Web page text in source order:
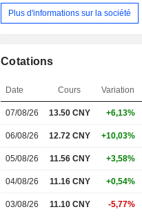
La société exerce principalement
sur le marché national.
Plus d'informations sur la société
Cotations
Date Cours Variation
07/08/26 13.50 CNY +6,13%
06/08/26 12.72 CNY +10,03%
05/08/26 11.56 CNY +3,58%
04/08/26 11.16 CNY +0,54%
03/08/26 11.10 CNY -5,77%